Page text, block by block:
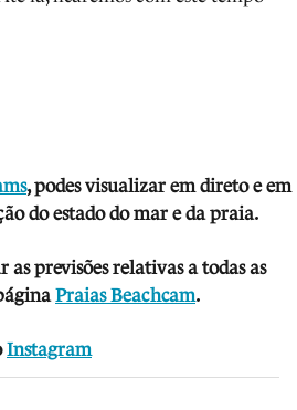
, podes visualizar em direto e em
do estado do mar e da praia.
previsões relativas a todas as
Praias Beachcam.
Instagram